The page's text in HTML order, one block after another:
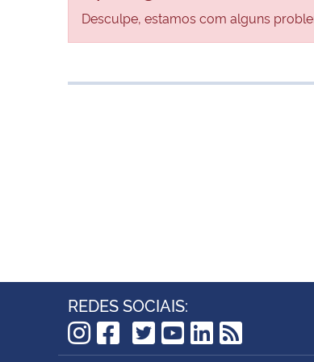
Desculpe, estamos com alguns
REDES SOCIAIS: